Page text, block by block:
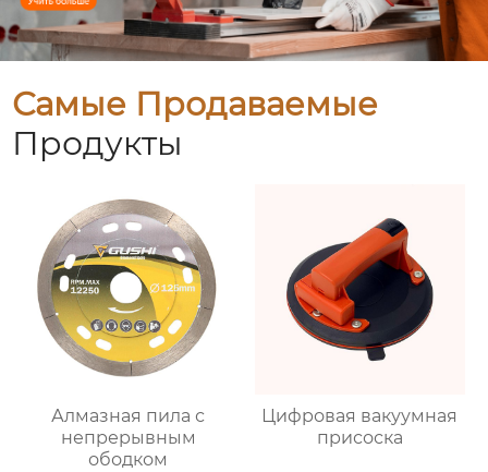
Самые Продаваемые
Продукты
Алмазная пила с
непрерывным
ободком
Цифровая вакуумная
присоска